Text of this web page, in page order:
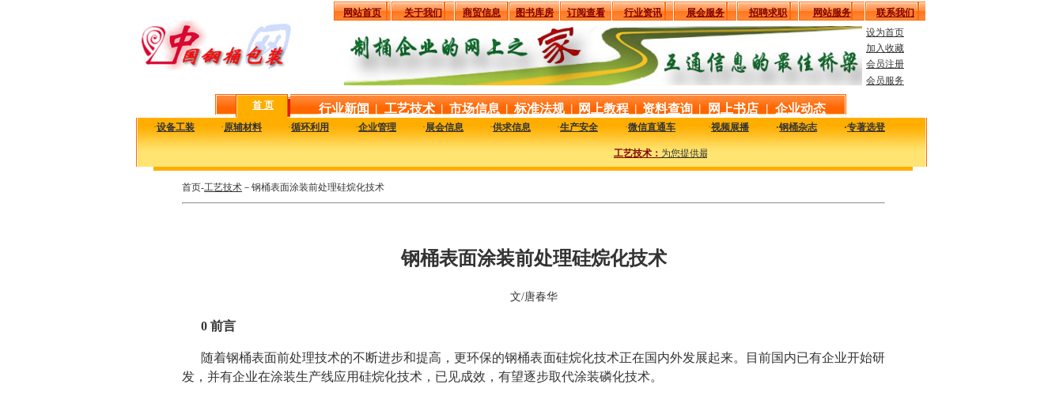
网站首页 关于我们 商贸信息 图书库房 订阅查看 行业资讯 展会服务 招聘求职 网站服务
联系我们
设为首页
加入收藏
会员注册
会员服务
首 页 行业新闻 | 工艺技术 | 市场信息 | 标准法规 | 网上教程 | 资料查询 | 网上书店 | 企业动态
·设备工装 ·原辅材料 ·循环利用 ·企业管理 ·展会信息 ·供求信息 ·生产安全 ·微信直通车 ·视频展播 ·钢桶杂志 ·专著选登
工艺技术：为您提供最新最实用的工艺、技术、质量及设备信息，致力于解决您生产中的实际问题。
首页-工艺技术 －钢桶表面涂装前处理硅烷化技术
钢桶表面涂装前处理硅烷化技术
文/唐春华
0 前言
随着钢桶表面前处理技术的不断进步和提高，更环保的钢桶表面硅烷化技术正在国内外发展起来。目前国内已有企业开始研
发，并有企业在涂装生产线应用硅烷化技术，已见成效，有望逐步取代涂装磷化技术。